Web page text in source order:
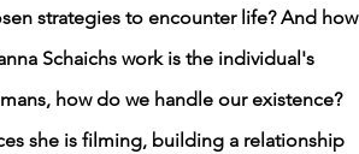
strategies to encounter life? And how
Schaichs work is the individual's
how do we handle our existence?
she is filming, building a relationship